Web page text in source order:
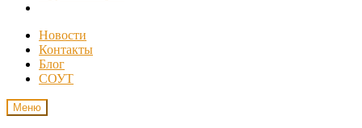
Новости
Контакты
Блог
СОУТ
Меню